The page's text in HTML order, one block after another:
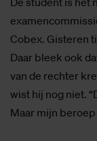
Cobex. Gisteren
Daar bleek ook
van de rechter
wist hij nog niet.
Maar mijn beroep